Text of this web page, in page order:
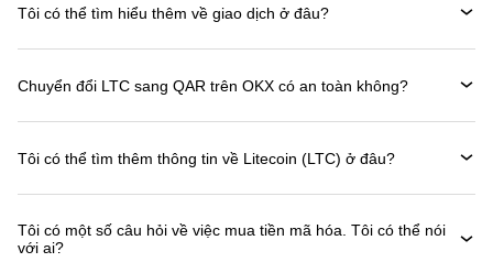
Tôi có thể tìm hiểu thêm về giao dịch ở đâu?
Chuyển đổi LTC sang QAR trên OKX có an toàn không?
Tôi có thể tìm thêm thông tin về Litecoin (LTC) ở đâu?
Tôi có một số câu hỏi về việc mua tiền mã hóa. Tôi có thể nói
với ai?